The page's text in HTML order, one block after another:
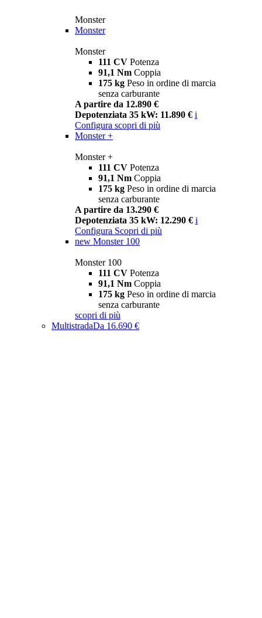
Monster
Monster
Monster
111 CV Potenza
91,1 Nm Coppia
175 kg Peso in ordine di marcia
senza carburante
A partire da 12.890 €
Depotenziata 35 kW: 11.890 € i
Configura scopri di più
Monster +
Monster +
111 CV Potenza
91,1 Nm Coppia
175 kg Peso in ordine di marcia
senza carburante
A partire da 13.290 €
Depotenziata 35 kW: 12.290 € i
Configura Scopri di più
new Monster 100
Monster 100
111 CV Potenza
91,1 Nm Coppia
175 kg Peso in ordine di marcia
senza carburante
scopri di più
MultistradaDa 16.690 €